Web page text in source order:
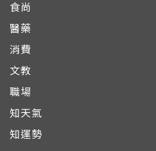
食尚
醫藥
消費
文教
職場
知天氣
知運勢